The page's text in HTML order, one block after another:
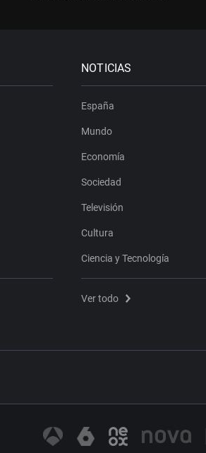
NOTICIAS
España
Mundo
Economía
Sociedad
Televisión
Cultura
Ciencia y Tecnología
Ver todo